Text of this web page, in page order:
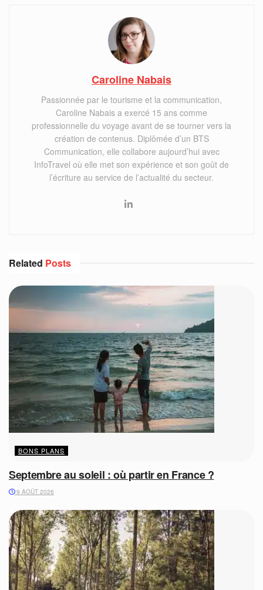
Caroline Nabais
Passionnée par le tourisme et la communication,
Caroline Nabais a exercé 15 ans comme
professionnelle du voyage avant de se tourner vers la
création de contenus. Diplômée d’un BTS
Communication, elle collabore aujourd’hui avec
InfoTravel où elle met son expérience et son goût de
l’écriture au service de l’actualité du secteur.
Related Posts
BONS PLANS
Septembre au soleil : où partir en France ?
9 AOÛT 2026